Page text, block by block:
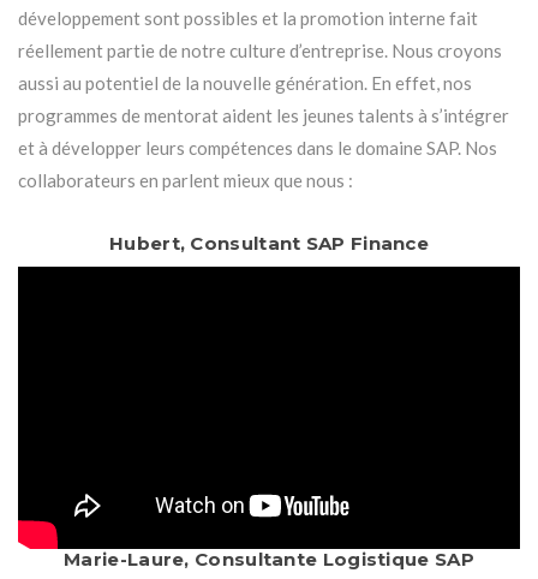
développement sont possibles et la promotion interne fait
réellement partie de notre culture d’entreprise. Nous croyons
aussi au potentiel de la nouvelle génération. En effet, nos
programmes de mentorat aident les jeunes talents à s’intégrer
et à développer leurs compétences dans le domaine SAP. Nos
collaborateurs en parlent mieux que nous :
Hubert, Consultant SAP Finance
Marie-Laure, Consultante Logistique SAP